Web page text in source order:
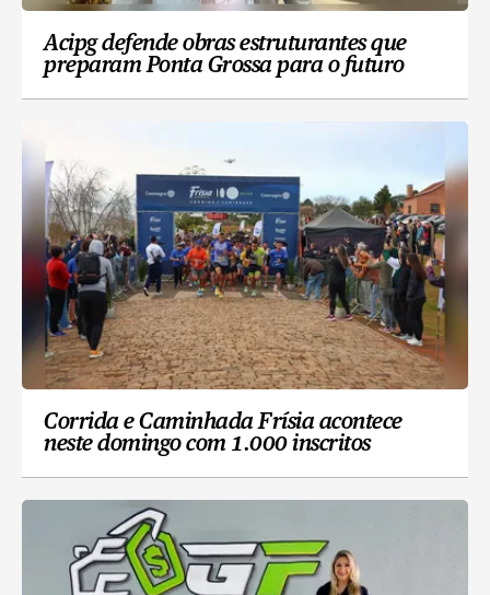
Acipg defende obras estruturantes que
preparam Ponta Grossa para o futuro
Corrida e Caminhada Frísia acontece
neste domingo com 1.000 inscritos